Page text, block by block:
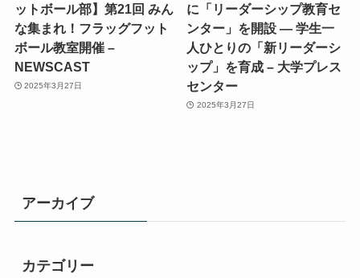
ットボール部】第21回 みん
な集まれ！フラッグフット
ボール教室開催 –
NEWSCAST
2025年3月27日
に「リーダーシップ教育セ
ンター」を開設 ― 学生一
人ひとりの「新リーダーシ
ップ」を育成 – 大学プレス
センター
2025年3月27日
アーカイブ
カテゴリー